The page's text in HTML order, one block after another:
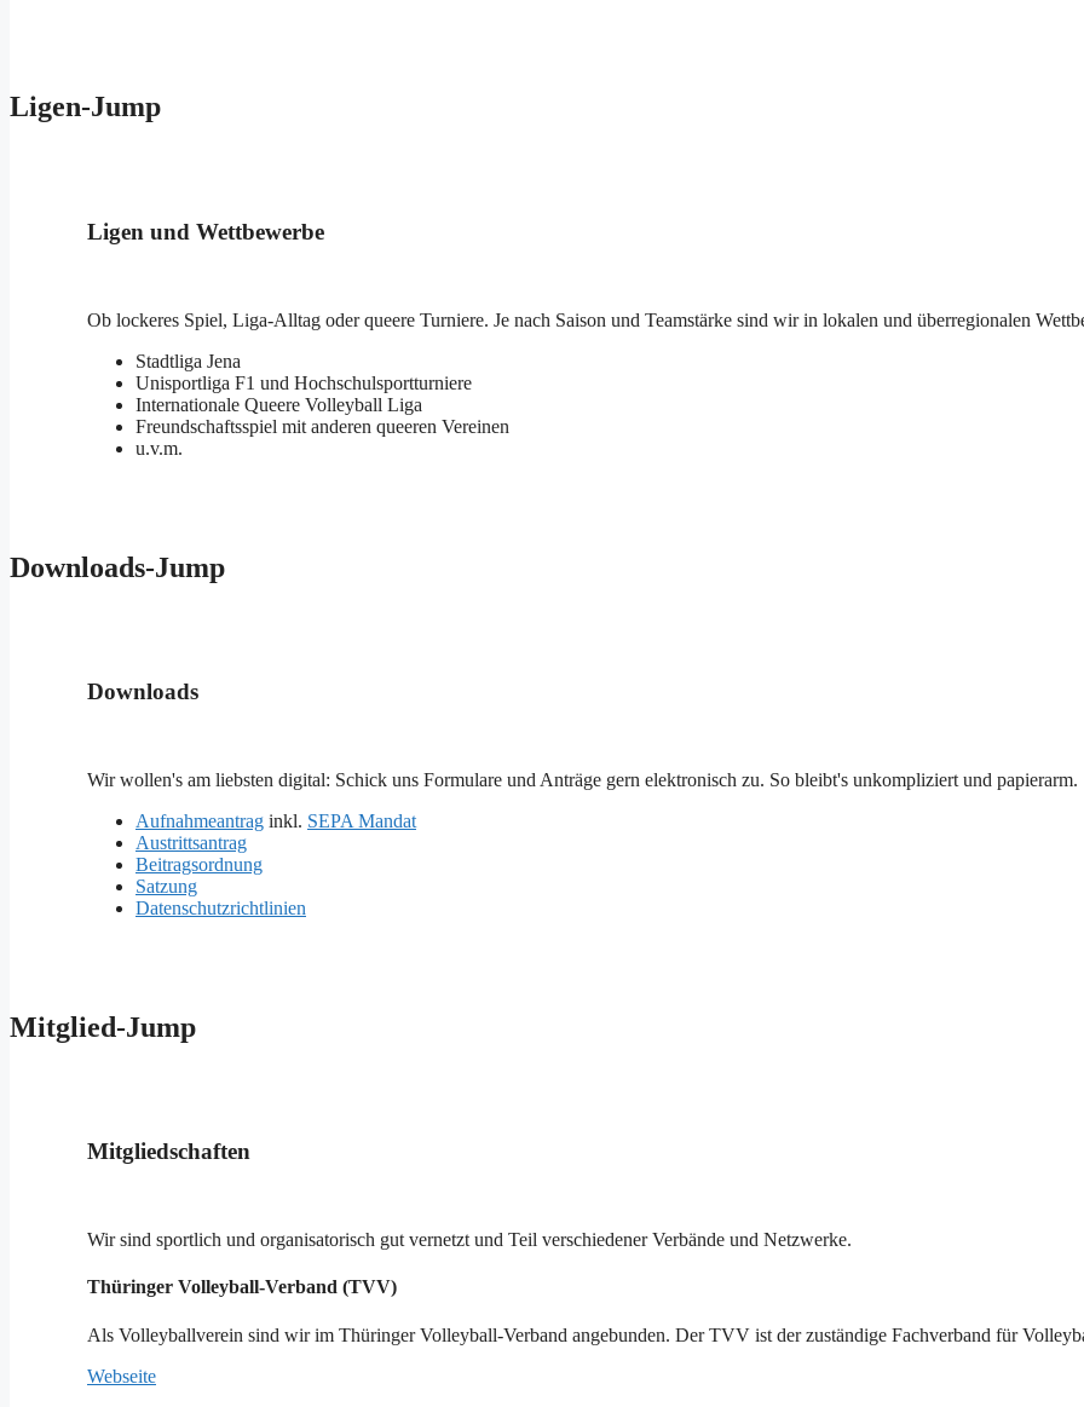
Ligen-Jump
Ligen und Wettbewerbe
Ob lockeres Spiel, Liga-Alltag oder queere Turniere. Je nach Saison und Teamstärke sind wir in lokalen und überregionalen
Stadtliga Jena
Unisportliga F1 und Hochschulsportturniere
Internationale Queere Volleyball Liga
Freundschaftsspiel mit anderen queeren Vereinen
u.v.m.
Downloads-Jump
Downloads
Wir wollen's am liebsten digital: Schick uns Formulare und Anträge gern elektronisch zu. So bleibt's unkompliziert und papierarm.
Aufnahmeantrag inkl. SEPA Mandat
Austrittsantrag
Beitragsordnung
Satzung
Datenschutzrichtlinien
Mitglied-Jump
Mitgliedschaften
Wir sind sportlich und organisatorisch gut vernetzt und Teil verschiedener Verbände und Netzwerke.
Thüringer Volleyball-Verband (TVV)
Als Volleyballverein sind wir im Thüringer Volleyball-Verband angebunden. Der TVV ist der zuständige Fachverband für
Webseite